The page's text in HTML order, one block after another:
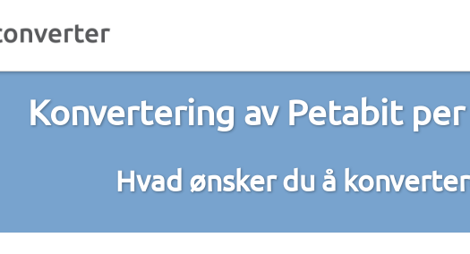
Konvertering av Petabit
Hvad ønsker du å